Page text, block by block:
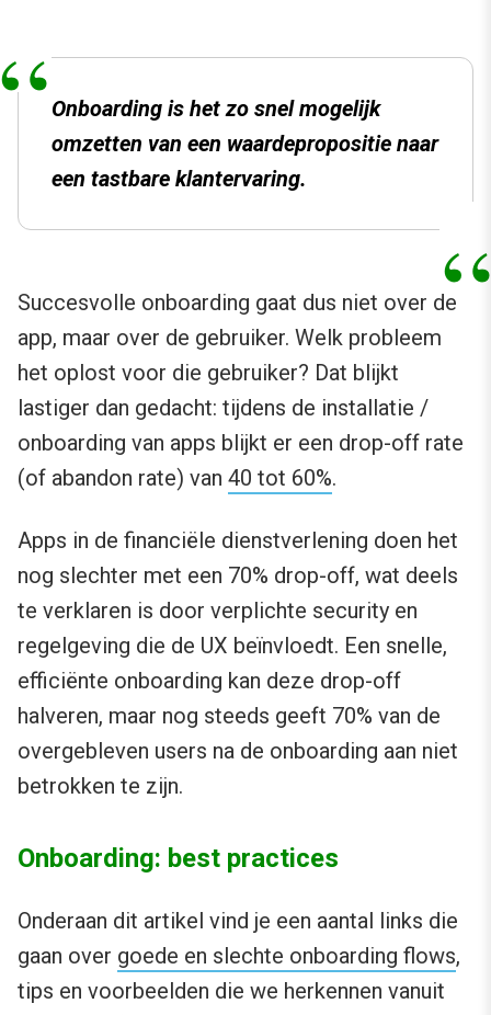
Onboarding is het zo snel mogelijk
omzetten van een waardepropositie naar
een tastbare klantervaring.
Succesvolle onboarding gaat dus niet over de
app, maar over de gebruiker. Welk probleem
het oplost voor die gebruiker? Dat blijkt
lastiger dan gedacht: tijdens de installatie /
onboarding van apps blijkt er een drop-off rate
(of abandon rate) van 40 tot 60%.
Apps in de financiële dienstverlening doen het
nog slechter met een 70% drop-off, wat deels
te verklaren is door verplichte security en
regelgeving die de UX beïnvloedt. Een snelle,
efficiënte onboarding kan deze drop-off
halveren, maar nog steeds geeft 70% van de
overgebleven users na de onboarding aan niet
betrokken te zijn.
Onboarding: best practices
Onderaan dit artikel vind je een aantal links die
gaan over goede en slechte onboarding flows,
tips en voorbeelden die we herkennen vanuit